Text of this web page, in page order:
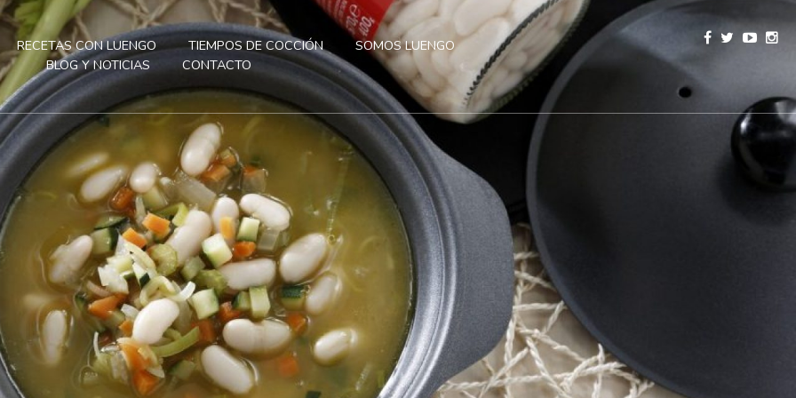
RECETAS CON LUENGO TIEMPOS DE COCCIÓN
SOMOS LUENGO
BLOG Y NOTICIAS
CONTACTO